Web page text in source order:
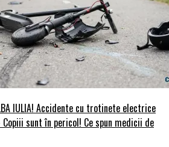
IULIA! Accidente cu trotinete electrice
sunt în pericol! Ce spun medicii de